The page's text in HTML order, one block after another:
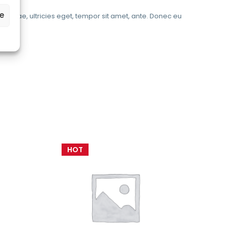
vitae, ultricies eget, tempor sit amet, ante. Donec eu
HOT
HOT